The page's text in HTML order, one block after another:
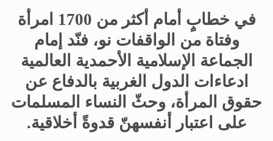
في خطابٍ أمام أكثر من 1700 امرأة
وفتاة من الواقفات نو، فنّد إمام
الجماعة الإسلامية الأحمدية العالمية
ادعاءات الدول الغربية بالدفاع عن
حقوق المرأة، وحثّ النساء المسلمات
على اعتبار أنفسهنّ قدوةً أخلاقية.